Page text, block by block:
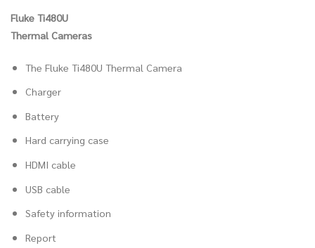
Fluke Ti480U
Thermal Cameras
The Fluke Ti480U Thermal Camera
Charger
Battery
Hard carrying case
HDMI cable
USB cable
Safety information
Report